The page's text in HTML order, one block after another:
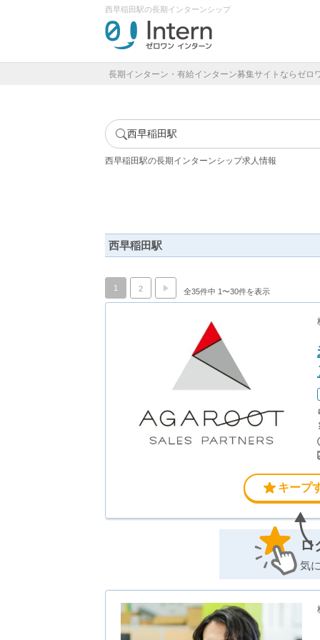
西早稲田駅の長期インターンシップ
長期インターン・有給インターン募集サイトならゼロ
西早稲田駅
西早稲田駅の長期インターンシップ求人情報
西早稲田駅
1 2 全35件中 1〜30件を表示
キープ
ロ
気